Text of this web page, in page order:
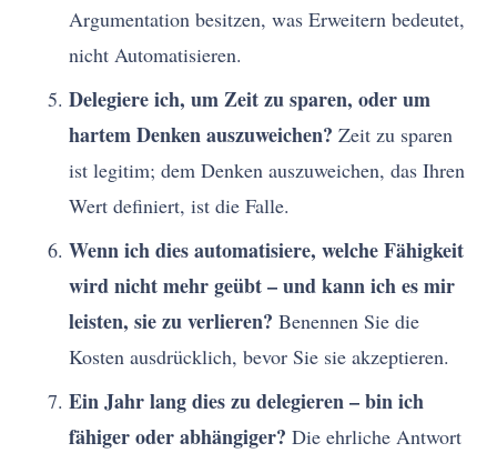
Argumentation besitzen, was Erweitern bedeutet,
nicht Automatisieren.
Delegiere ich, um Zeit zu sparen, oder um
hartem Denken auszuweichen? Zeit zu sparen
ist legitim; dem Denken auszuweichen, das Ihren
Wert definiert, ist die Falle.
Wenn ich dies automatisiere, welche Fähigkeit
wird nicht mehr geübt – und kann ich es mir
leisten, sie zu verlieren? Benennen Sie die
Kosten ausdrücklich, bevor Sie sie akzeptieren.
Ein Jahr lang dies zu delegieren – bin ich
fähiger oder abhängiger? Die ehrliche Antwort